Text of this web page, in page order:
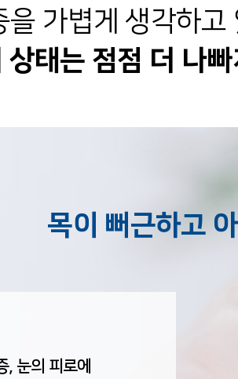
을 가볍게 생각하고
상태는 점점 더 나
목이 뻐근하고
눈의 피로에